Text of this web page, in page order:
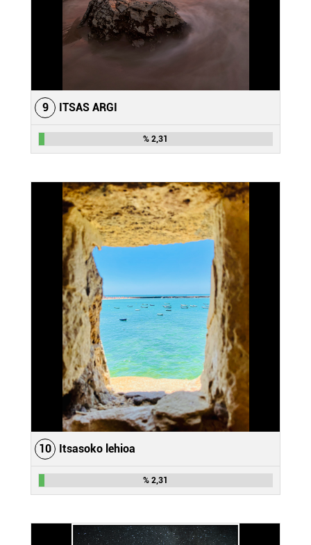
9 ITSAS ARGI
% 2,31
10 Itsasoko lehioa
% 2,31